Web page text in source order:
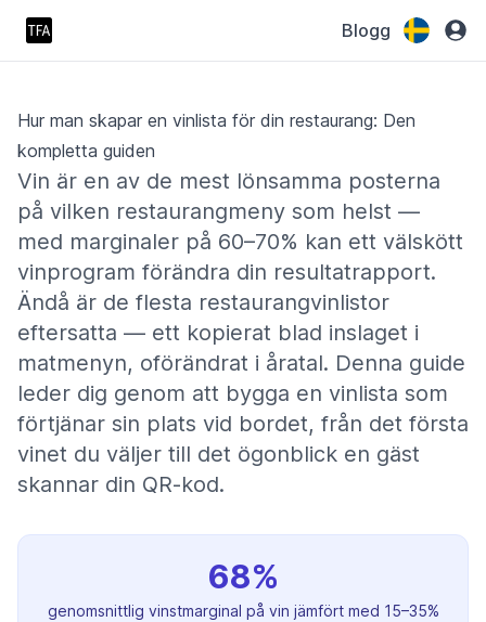
Blogg
Hur man skapar en vinlista för din restaurang: Den
kompletta guiden
Vin är en av de mest lönsamma posterna
på vilken restaurangmeny som helst —
med marginaler på 60–70% kan ett välskött
vinprogram förändra din resultatrapport.
Ändå är de flesta restaurangvinlistor
eftersatta — ett kopierat blad inslaget i
matmenyn, oförändrat i åratal. Denna guide
leder dig genom att bygga en vinlista som
förtjänar sin plats vid bordet, från det första
vinet du väljer till det ögonblick en gäst
skannar din QR-kod.
68%
genomsnittlig vinstmarginal på vin jämfört med 15–35%